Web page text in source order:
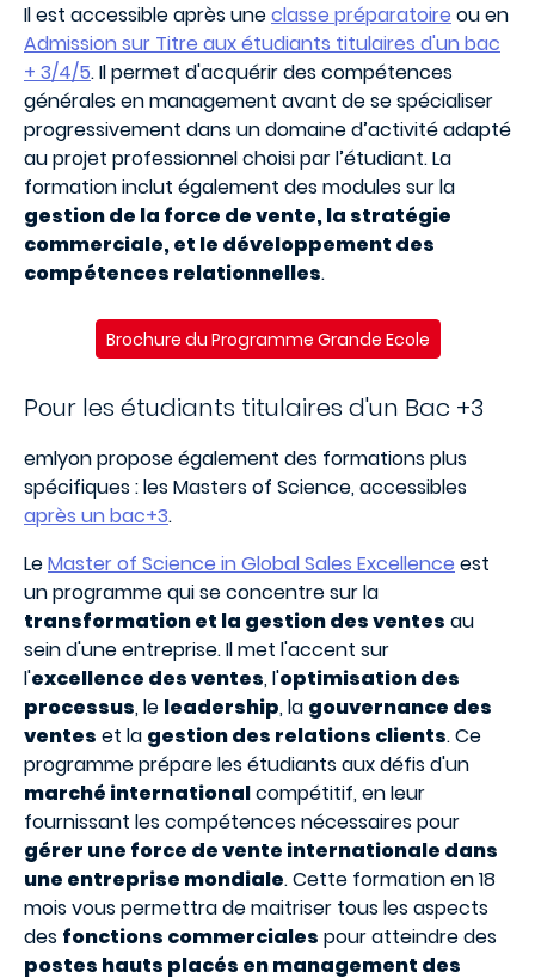
Il est accessible après uneclasse préparatoire ou en
Admission sur Titre aux étudiants titulaires d'un bac
+ 3/4/5. Il permet d'acquérir des compétences
générales en management avant de se spécialiser
progressivement dans un domaine d’activité adapté
au projet professionnel choisi par l’étudiant. La
formation inclut également des modules sur la
gestion de la force de vente, la stratégie
commerciale, et le développement des
compétences relationnelles.
Brochure du Programme Grande Ecole
Pour les étudiants titulaires d'un Bac +3
emlyon propose également des formations plus
spécifiques : les Masters of Science, accessibles
après un bac+3.
LeMaster of Science in Global Sales Excellence est
un programme qui se concentre sur la
transformation et la gestion des ventes au
sein d'une entreprise. Il met l'accent sur
l'excellence des ventes, l'optimisation des
processus, le leadership, la gouvernance des
ventes et la gestion des relations clients. Ce
programme prépare les étudiants aux défis d'un
marché internationalcompétitif, en leur
fournissant les compétences nécessaires pour
gérer une force de vente internationale dans
une entreprise mondiale. Cette formation en 18
mois vous permettra de maitriser tous les aspects
des fonctions commerciales pour atteindre des
postes hauts placés en management des